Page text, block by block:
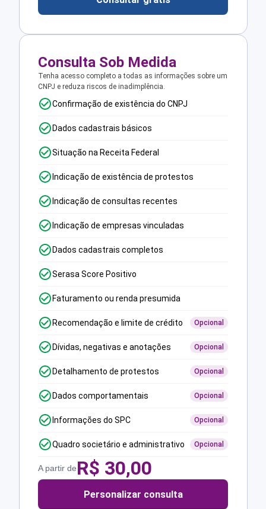
Consulta Sob Medida
Tenha acesso completo a todas as informações sobre um
CNPJ e reduza riscos de inadimplência.
Confirmação de existência do CNPJ
Dados cadastrais básicos
Situação na Receita Federal
Indicação de existência de protestos
Indicação de consultas recentes
Indicação de empresas vinculadas
Dados cadastrais completos
Serasa Score Positivo
Faturamento ou renda presumida
Recomendação e limite de crédito Opcional
Dívidas, negativas e anotações Opcional
Detalhamento de protestos Opcional
Dados comportamentais Opcional
Informações do SPC Opcional
Quadro societário e administrativo Opcional
A partir deR$ 30,00
Personalizar consulta